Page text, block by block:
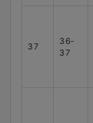
37
36-
37